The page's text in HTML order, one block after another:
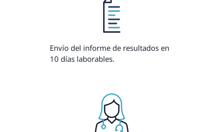
Envío del informe de resultados en
10 días laborables.